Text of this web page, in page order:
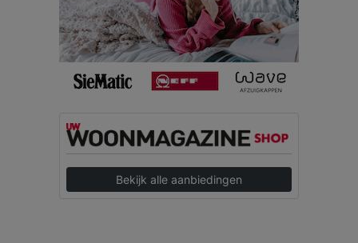
Bekijk alle aanbiedingen